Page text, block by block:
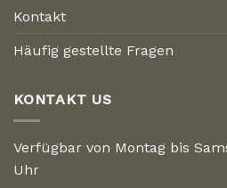
Kontakt
Häufig gestellte Fragen
KONTAKT US
Verfügbar von Montag bis
Uhr